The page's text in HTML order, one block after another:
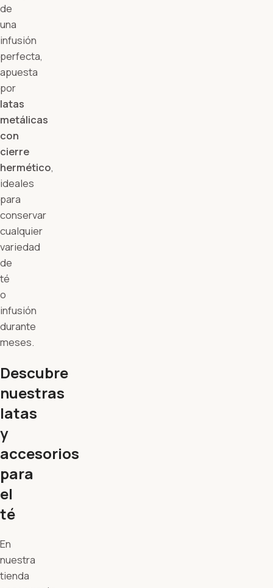
de
una
infusión
perfecta,
apuesta
por
latas
metálicas
con
cierre
hermético,
ideales
para
conservar
cualquier
variedad
de
té
o
infusión
durante
meses.
Descubre
nuestras
latas
y
accesorios
para
el
té
En
nuestra
tienda